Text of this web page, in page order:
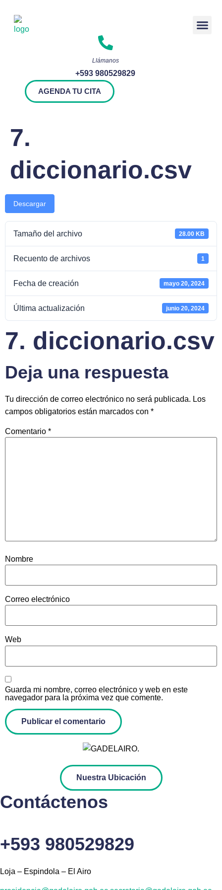
Llámanos
+593 980529829
AGENDA TU CITA
7.
diccionario.csv
Descargar
Tamaño del archivo 28.00 KB
Recuento de archivos 1
Fecha de creación mayo 20, 2024
Última actualización junio 20, 2024
7. diccionario.csv
Deja una respuesta
Tu dirección de correo electrónico no será publicada. Los
campos obligatorios están marcados con *
Comentario *
Nombre
Correo electrónico
Web
Guarda mi nombre, correo electrónico y web en este
navegador para la próxima vez que comente.
Nuestra Ubicación
Contáctenos
+593 980529829
Loja – Espindola – El Airo